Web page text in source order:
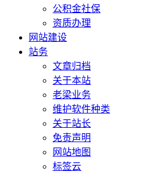
公积金社保
资质办理
网站建设
站务
文章归档
关于本站
老梁业务
维护软件种类
关于站长
免责声明
网站地图
标签云